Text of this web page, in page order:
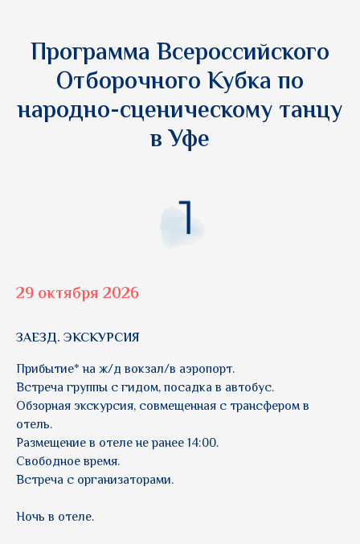
Программа Всероссийского
Отборочного Кубка по
народно-сценическому танцу
в Уфе
29 октября 2026
ЗАЕЗД. ЭКСКУРСИЯ
Прибытие* на ж/д вокзал/в аэропорт.
Встреча группы с гидом, посадка в автобус.
Обзорная экскурсия, совмещенная с трансфером в
отель.
Размещение в отеле не ранее 14:00.
Свободное время.
Встреча с организаторами.
Ночь в отеле.